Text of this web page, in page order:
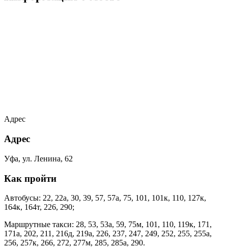
Адрес
Адрес
Уфа, ул. Ленина, 62
Как пройти
Автобусы: 22, 22а, 30, 39, 57, 57а, 75, 101, 101к, 110, 127к,
164к, 164т, 226, 290;
Маршрутные такси: 28, 53, 53а, 59, 75м, 101, 110, 119к, 171,
171а, 202, 211, 216д, 219а, 226, 237, 247, 249, 252, 255, 255а,
256, 257к, 266, 272, 277м, 285, 285а, 290.